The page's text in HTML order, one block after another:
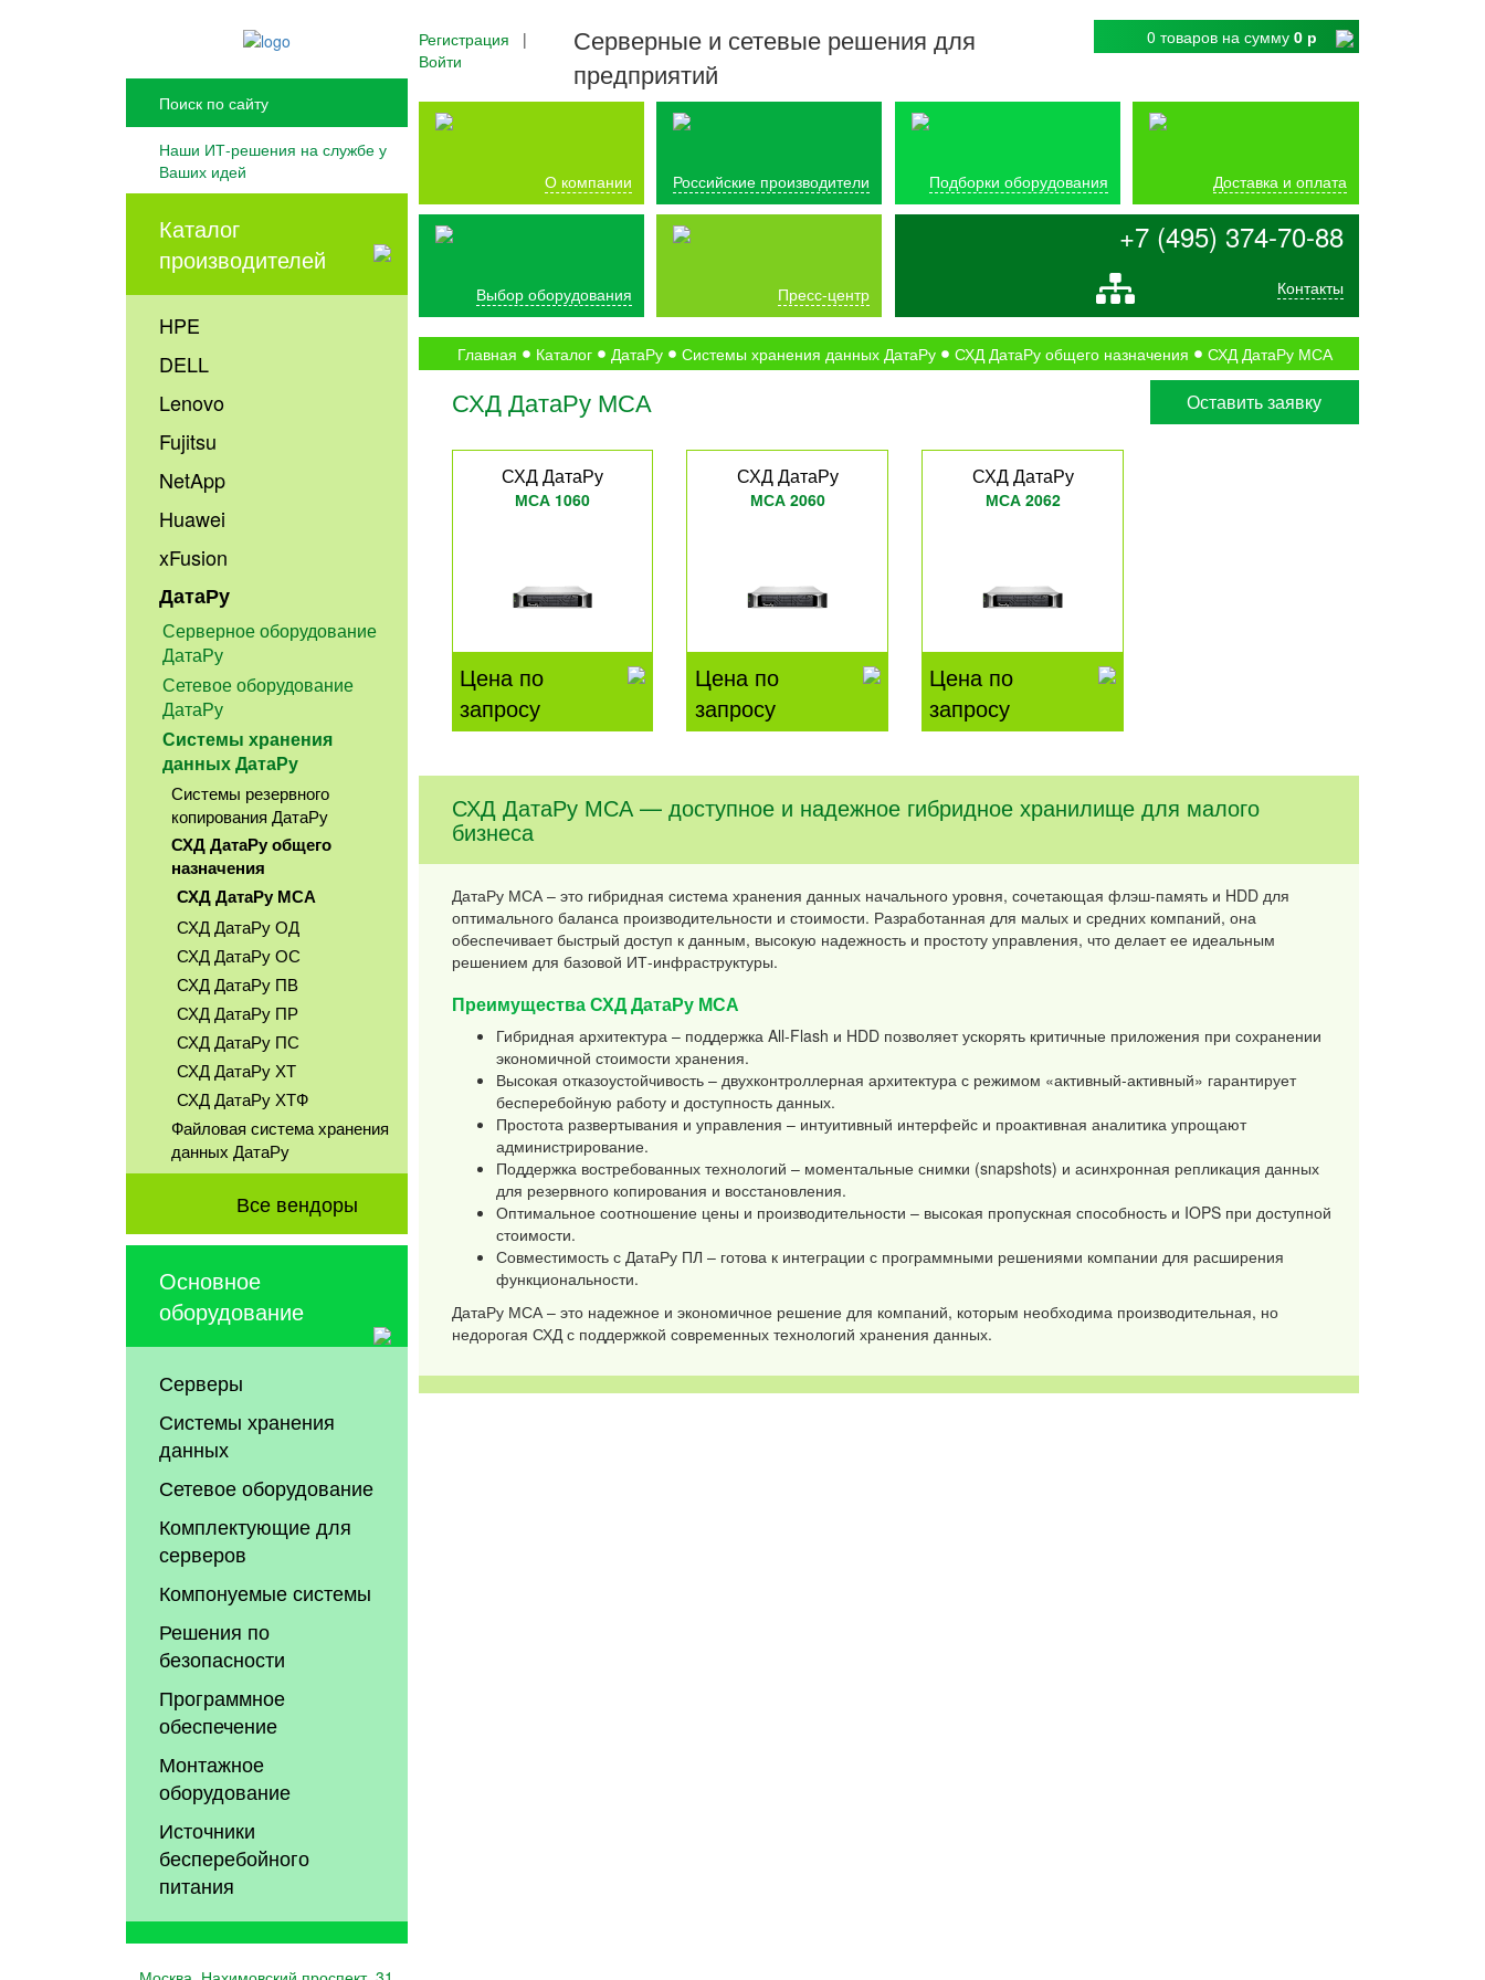
Наши ИТ-решения на службе у
Ваших идей
Каталог
производителей
HPE
DELL
Lenovo
Fujitsu
NetApp
Huawei
xFusion
ДатаРу
Серверное оборудование
ДатаРу
Сетевое оборудование
ДатаРу
Системы хранения
данных ДатаРу
Системы резервного
копирования ДатаРу
СХД ДатаРу общего
назначения
СХД ДатаРу МСА
СХД ДатаРу ОД
СХД ДатаРу ОС
СХД ДатаРу ПВ
СХД ДатаРу ПР
СХД ДатаРу ПС
СХД ДатаРу ХТ
СХД ДатаРу ХТФ
Файловая система хранения
данных ДатаРу
Все вендоры
Основное
оборудование
Серверы
Системы хранения
данных
Сетевое оборудование
Комплектующие для
серверов
Компонуемые системы
Решения по
безопасности
Программное
обеспечение
Монтажное
оборудование
Источники
бесперебойного
питания
Регистрация |
Войти
Серверные и сетевые решения для
предприятий
0 товаров на сумму 0 р
О компании Российские производители Подборки оборудования Доставка и оплата
Выбор оборудования Пресс-центр
+7 (495) 374-70-88
Контакты
Главная Каталог ДатаРу Системы хранения данных ДатаРу СХД ДатаРу общего назначения СХД ДатаРу МСА
СХД ДатаРу МСА Оставить заявку
СХД ДатаРу
МСА 1060
Цена по
запросу
СХД ДатаРу
МСА 2060
Цена по
запросу
СХД ДатаРу
МСА 2062
Цена по
запросу
СХД ДатаРу МСА — доступное и надежное гибридное хранилище для малого
бизнеса
ДатаРу МСА – это гибридная система хранения данных начального уровня, сочетающая флэш-память и HDD для
оптимального баланса производительности и стоимости. Разработанная для малых и средних компаний, она
обеспечивает быстрый доступ к данным, высокую надежность и простоту управления, что делает ее идеальным
решением для базовой ИТ-инфраструктуры.
Преимущества СХД ДатаРу МСА
Гибридная архитектура – поддержка All-Flash и HDD позволяет ускорять критичные приложения при сохранении
экономичной стоимости хранения.
Высокая отказоустойчивость – двухконтроллерная архитектура с режимом «активный-активный» гарантирует
бесперебойную работу и доступность данных.
Простота развертывания и управления – интуитивный интерфейс и проактивная аналитика упрощают
администрирование.
Поддержка востребованных технологий – моментальные снимки (snapshots) и асинхронная репликация данных
для резервного копирования и восстановления.
Оптимальное соотношение цены и производительности – высокая пропускная способность и IOPS при доступной
стоимости.
Совместимость с ДатаРу ПЛ – готова к интеграции с программными решениями компании для расширения
функциональности.
ДатаРу МСА – это надежное и экономичное решение для компаний, которым необходима производительная, но
недорогая СХД с поддержкой современных технологий хранения данных.